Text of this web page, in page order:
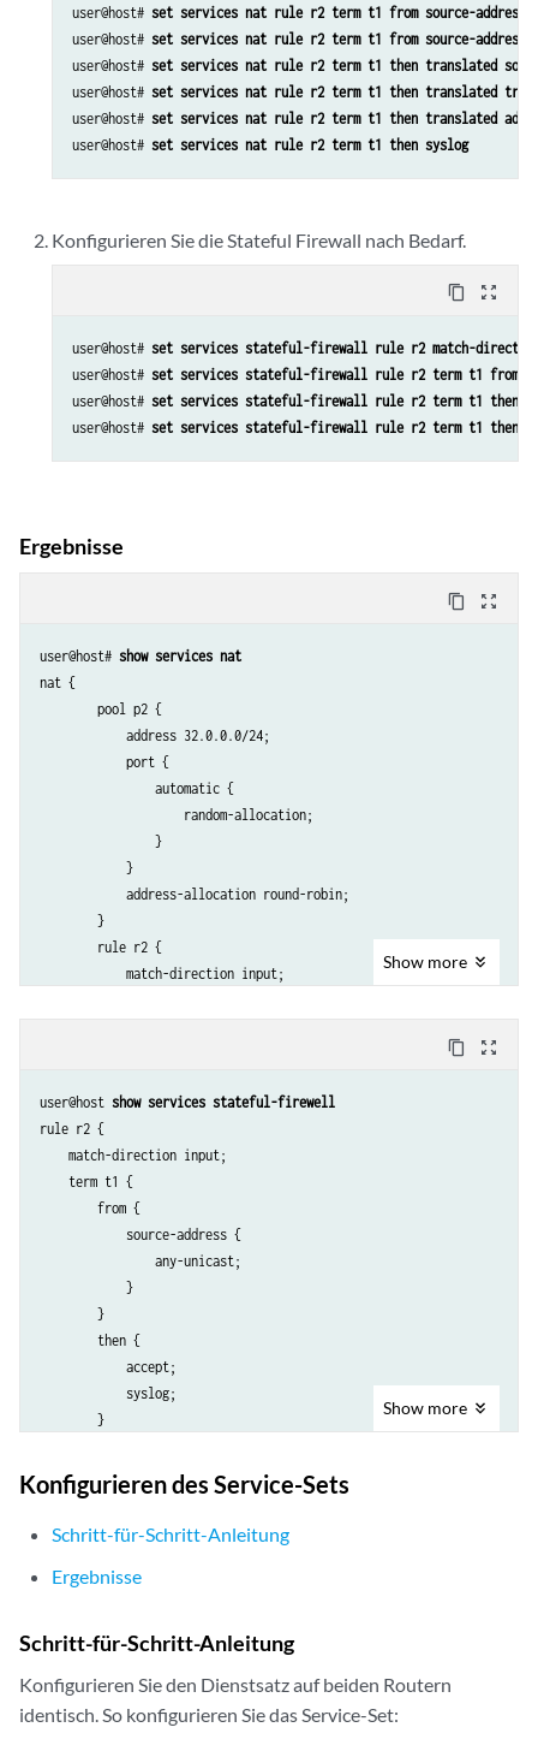
user@host# set services nat rule r2 term t1 from source-address
user@host# set services nat rule r2 term t1 from source-address
user@host# set services nat rule r2 term t1 then translated
user@host# set services nat rule r2 term t1 then translated
user@host# set services nat rule r2 term t1 then translated
user@host# set services nat rule r2 term t1 then syslog
Konfigurieren Sie die Stateful Firewall nach Bedarf.
content_copy zoom_out_map
user@host# set services stateful-firewall rule r2 match-
user@host# set services stateful-firewall rule r2 term t1 from
user@host# set services stateful-firewall rule r2 term t1 then
user@host# set services stateful-firewall rule r2 term t1 then
Ergebnisse
content_copy zoom_out_map
user@host# show services nat
nat {
        pool p2 {
            address 32.0.0.0/24;
            port {
                automatic {
                    random-allocation;
                }
            }
            address-allocation round-robin;
        }
        rule r2 {
            match-direction input;
                        128.0.0.0/8;
                    }
                }
                then {
                    translated {
                        source-pool p2;
                        translation-type {
                            napt-44;
                        }
                        address-pooling paired;
                    }
                    syslog;
                }
        }
Show more
content_copy zoom_out_map
user@host show services stateful-firewell
rule r2 {
    match-direction input;
    term t1 {
        from {
            source-address {
                any-unicast;
            }
        }
        then {
            accept;
            syslog;
        }
Show more
Konfigurieren des Service-Sets
Schritt-für-Schritt-Anleitung
Ergebnisse
Schritt-für-Schritt-Anleitung
Konfigurieren Sie den Dienstsatz auf beiden Routern
identisch. So konfigurieren Sie das Service-Set: